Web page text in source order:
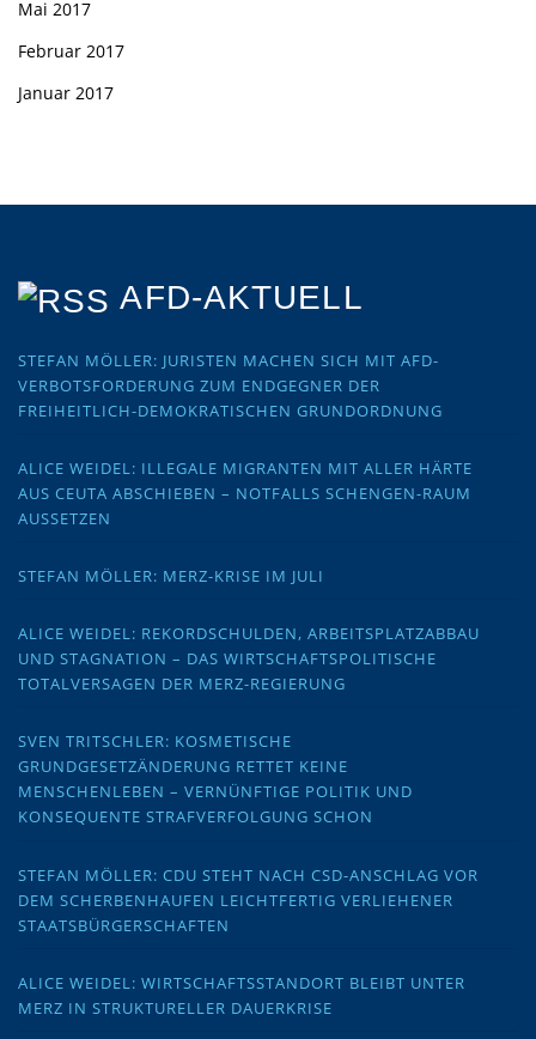
Mai 2017
Februar 2017
Januar 2017
AFD-AKTUELL
STEFAN MÖLLER: JURISTEN MACHEN SICH MIT AFD-
VERBOTSFORDERUNG ZUM ENDGEGNER DER
FREIHEITLICH-DEMOKRATISCHEN GRUNDORDNUNG
ALICE WEIDEL: ILLEGALE MIGRANTEN MIT ALLER HÄRTE
AUS CEUTA ABSCHIEBEN – NOTFALLS SCHENGEN-RAUM
AUSSETZEN
STEFAN MÖLLER: MERZ-KRISE IM JULI
ALICE WEIDEL: REKORDSCHULDEN, ARBEITSPLATZABBAU
UND STAGNATION – DAS WIRTSCHAFTSPOLITISCHE
TOTALVERSAGEN DER MERZ-REGIERUNG
SVEN TRITSCHLER: KOSMETISCHE
GRUNDGESETZÄNDERUNG RETTET KEINE
MENSCHENLEBEN – VERNÜNFTIGE POLITIK UND
KONSEQUENTE STRAFVERFOLGUNG SCHON
STEFAN MÖLLER: CDU STEHT NACH CSD-ANSCHLAG VOR
DEM SCHERBENHAUFEN LEICHTFERTIG VERLIEHENER
STAATSBÜRGERSCHAFTEN
ALICE WEIDEL: WIRTSCHAFTSSTANDORT BLEIBT UNTER
MERZ IN STRUKTURELLER DAUERKRISE